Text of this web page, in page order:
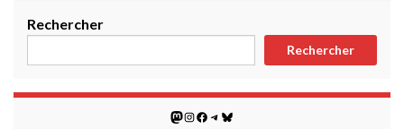
Rechercher
Rechercher
Mastodon
Instagram
Facebook
Telegram
Bluesky